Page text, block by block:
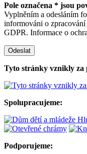
Pole označena * jsou
Vyplněním a odesláním
informováni o zpracování
GDPR. Informace o
Odeslat
Tyto stránky vznikly za
Spolupracujeme:
Podporujeme: